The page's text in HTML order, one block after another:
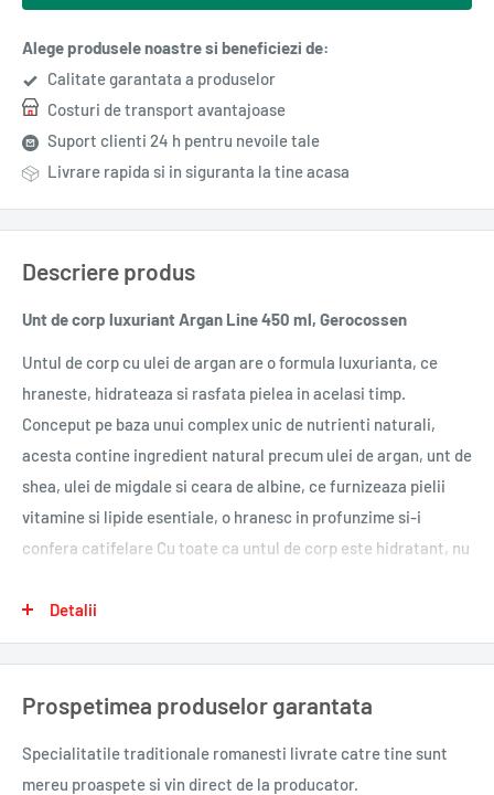
Alege produsele noastre si beneficiezi de:
Calitate garantata a produselor
Costuri de transport avantajoase
Suport clienti 24 h pentru nevoile tale
Livrare rapida si in siguranta la tine acasa
Descriere produs
Unt de corp luxuriant Argan Line 450 ml, Gerocossen
Untul de corp cu ulei de argan are o formula luxurianta, ce
hraneste, hidrateaza si rasfata pielea in acelasi timp.
Conceput pe baza unui complex unic de nutrienti naturali,
acesta contine ingredient natural precum ulei de argan, unt de
shea, ulei de migdale si ceara de albine, ce furnizeaza pielii
vitamine si lipide esentiale, o hranesc in profunzime si-i
confera catifelare Cu toate ca untul de corp este hidratant, nu
matasos, placut la atingere. Uleiul de argan folosit in industria
cosmetica se obtine prin presare la rece din fructele arborelui
de argan, ce creste doar in regiunea Marocului, la poalele
muntilor Atlas. Cosmeticele cu ulei de argan sunt recunoscute
supranumit si &ldquo;aurul lichid&rdquo; sau &ldquo;elixirul
Detalii
Prospetimea produselor garantata
Specialitatile traditionale romanesti livrate catre tine sunt
mereu proaspete si vin direct de la producator.